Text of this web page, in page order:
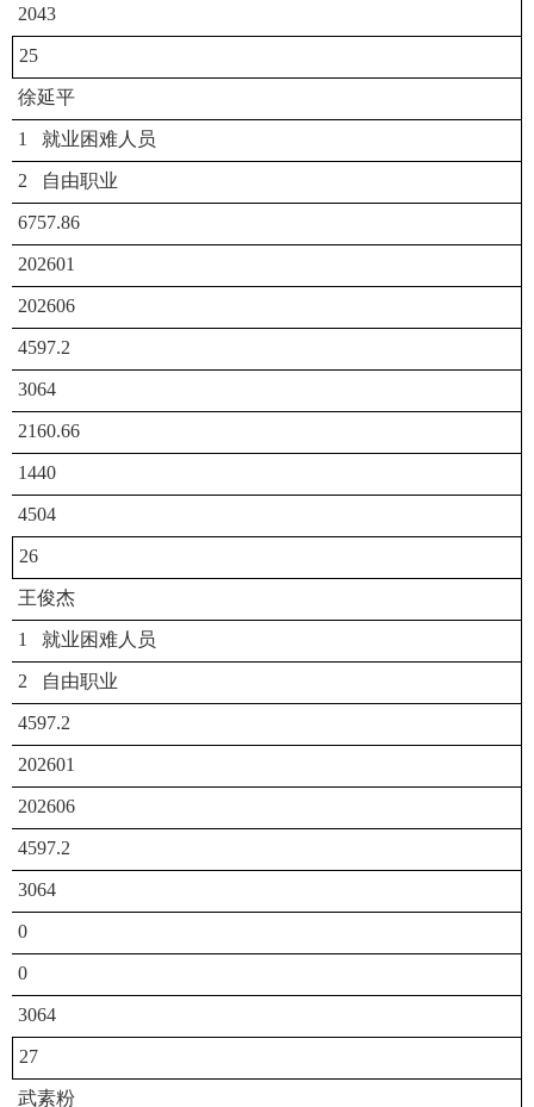
2043
25
徐延平
1 就业困难人员
2 自由职业
6757.86
202601
202606
4597.2
3064
2160.66
1440
4504
26
王俊杰
1 就业困难人员
2 自由职业
4597.2
202601
202606
4597.2
3064
0
0
3064
27
武素粉